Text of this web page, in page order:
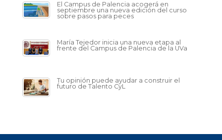
El Campus de Palencia acogerá en
septiembre una nueva edición del curso
sobre pasos para peces
María Tejedor inicia una nueva etapa al
frente del Campus de Palencia de la UVa
Tu opinión puede ayudar a construir el
futuro de Talento CyL